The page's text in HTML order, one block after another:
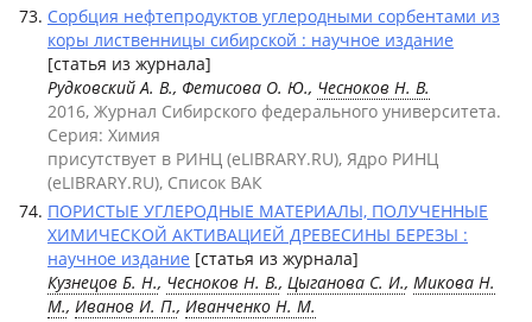
Сорбция нефтепродуктов углеродными сорбентами из
коры лиственницы сибирской : научное издание
[статья из журнала]
Рудковский А. В., Фетисова О. Ю., Чесноков Н. В.
2016, Журнал Сибирского федерального университета.
Серия: Химия
присутствует в РИНЦ (eLIBRARY.RU), Ядро РИНЦ
(eLIBRARY.RU), Список ВАК
ПОРИСТЫЕ УГЛЕРОДНЫЕ МАТЕРИАЛЫ, ПОЛУЧЕННЫЕ
ХИМИЧЕСКОЙ АКТИВАЦИЕЙ ДРЕВЕСИНЫ БЕРЕЗЫ :
научное издание [статья из журнала]
Кузнецов Б. Н., Чесноков Н. В., Цыганова С. И., Микова Н.
М., Иванов И. П., Иванченко Н. М.